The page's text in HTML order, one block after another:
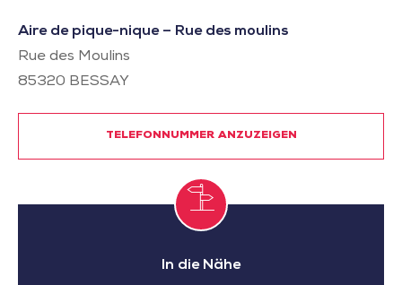
Aire de pique-nique – Rue des moulins
Rue des Moulins
85320 BESSAY
TELEFONNUMMER ANZUZEIGEN
In die Nähe